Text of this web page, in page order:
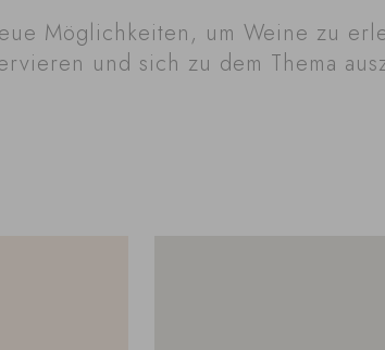
Möglichkeiten, um Weine zu
und sich zu dem Thema